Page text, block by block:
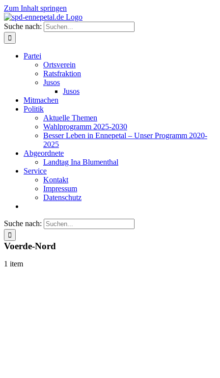
Zum Inhalt springen
Suche nach:
Partei
Ortsverein
Ratsfraktion
Jusos
Jusos
Mitmachen
Politik
Aktuelle Themen
Wahlprogramm 2025-2030
Besser Leben in Ennepetal – Unser Programm 2020-
2025
Abgeordnete
Landtag Ina Blumenthal
Service
Kontakt
Impressum
Datenschutz
Suche nach:
Voerde-Nord
1 item